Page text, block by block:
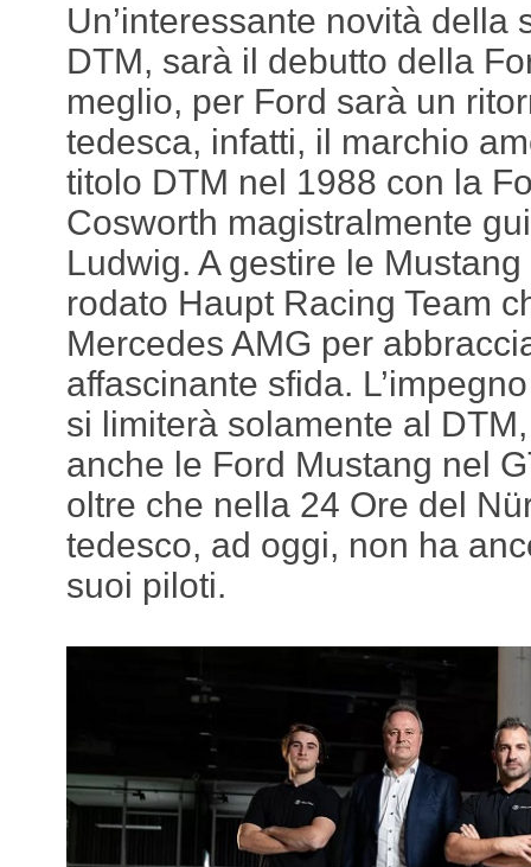
Un’interessante novità della
DTM, sarà il debutto della
meglio, per Ford sarà un
tedesca, infatti, il marchio
titolo DTM nel 1988 con la
Cosworth magistralmente
Ludwig. A gestire le
rodato Haupt Racing Team
Mercedes AMG per
affascinante sfida.
si limiterà solamente al
anche le Ford Mustang nel
oltre che nella 24 Ore del
tedesco, ad oggi, non ha
suoi piloti.